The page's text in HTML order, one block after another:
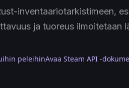
inventaariotarkistimeen,
ja tuoreus ilmoitetaan
peleihinAvaa Steam API -